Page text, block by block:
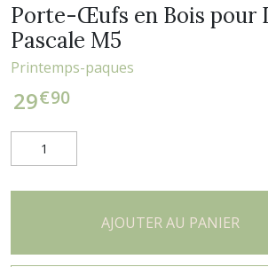
Porte-Œufs en Bois pour
Pascale M5
Printemps-paques
29€90
AJOUTER AU PANIER